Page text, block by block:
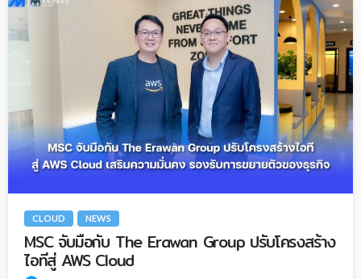
CLOUD NEWS
MSC จับมือกับ The Erawan Group ปรับโครงสร้าง
ไอทีสู่ AWS Cloud